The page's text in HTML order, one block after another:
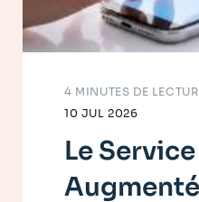
10 JUL 2026
4 MINUTES DE
Le